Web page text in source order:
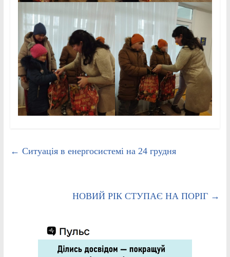
← Ситуація в енергосистемі на 24 грудня
НОВИЙ РІК СТУПАЄ НА ПОРІГ →